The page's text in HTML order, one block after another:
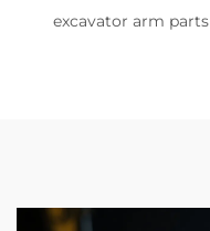
excavator arm parts